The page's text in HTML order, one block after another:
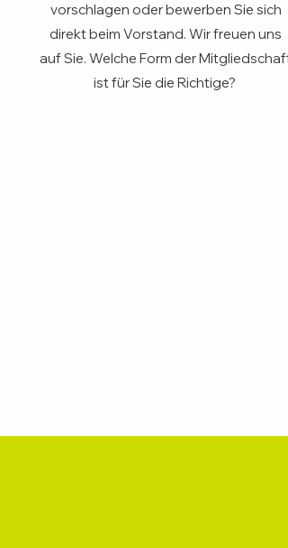
vorschlagen oder bewerben Sie sich
direkt beim Vorstand. Wir freuen uns
auf Sie. Welche Form der Mitgliedschaft
ist für Sie die Richtige?